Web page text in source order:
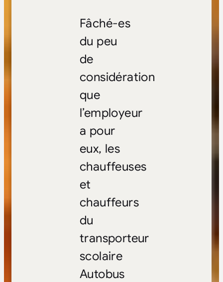
Fâché-es
du peu
de
considération
que
l’employeur
a pour
eux, les
chauffeuses
et
chauffeurs
du
transporteur
scolaire
Autobus